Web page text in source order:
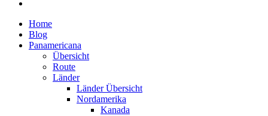
Home
Blog
Panamericana
Übersicht
Route
Länder
Länder Übersicht
Nordamerika
Kanada